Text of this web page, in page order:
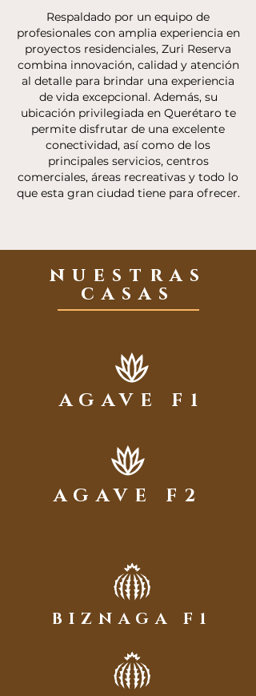
Respaldado por un equipo de
profesionales con amplia experiencia en
proyectos residenciales, Zuri Reserva
combina innovación, calidad y atención
al detalle para brindar una experiencia
de vida excepcional. Además, su
ubicación privilegiada en Querétaro te
permite disfrutar de una excelente
conectividad, así como de los
principales servicios, centros
comerciales, áreas recreativas y todo lo
que esta gran ciudad tiene para ofrecer.
nuestras
casas
AGAVE F1
AGAVE F2
BIZNAGA F1